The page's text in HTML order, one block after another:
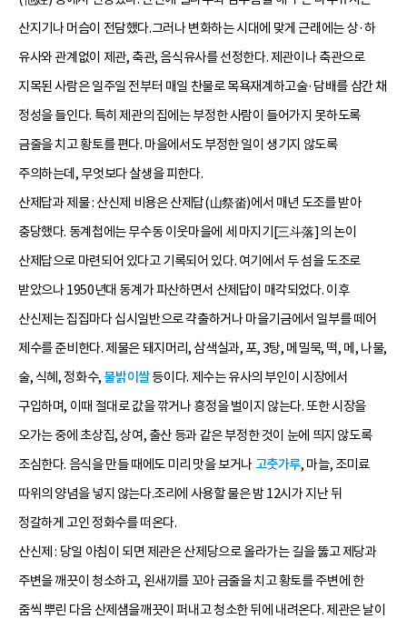
산지기나 머슴이 전담했다.그러나 변화하는 시대에 맞게 근래에는 상·하
유사와 관계없이 제관, 축관, 음식유사를 선정한다. 제관이나 축관으로
지목된 사람은 일주일 전부터 매일 찬물로 목욕재계하고술·담배를 삼간 채
정성을 들인다. 특히 제관의 집에는 부정한 사람이 들어가지 못하도록
금줄을 치고 황토를 편다. 마을에서도 부정한 일이 생기지 않도록
주의하는데, 무엇보다 살생을 피한다.
산제답과 제물 : 산신제 비용은 산제답(山祭畓)에서 매년 도조를 받아
충당했다. 동계첩에는 무수동 이웃마을에 세 마지기[三斗落]의 논이
산제답으로 마련되어 있다고 기록되어 있다. 여기에서 두 섬을 도조로
받았으나 1950년대 동계가 파산하면서 산제답이 매각되었다. 이후
산신제는 집집마다 십시일반으로 갹출하거나 마을기금에서 일부를 떼어
제수를 준비한다. 제물은 돼지머리, 삼색실과, 포, 3탕, 메밀묵, 떡, 메, 나물,
술, 식혜, 정화수, 불밝이쌀등이다. 제수는 유사의 부인이 시장에서
구입하며, 이때 절대로 값을 깎거나 흥정을 벌이지 않는다. 또한 시장을
오가는 중에 초상집, 상여, 출산 등과 같은 부정한 것이 눈에 띄지 않도록
조심한다. 음식을 만들 때에도 미리 맛을 보거나 고춧가루, 마늘, 조미료
따위의 양념을 넣지 않는다.조리에 사용할 물은 밤 12시가 지난 뒤
정갈하게 고인 정화수를 떠온다.
산신제 : 당일 아침이 되면 제관은 산제당으로 올라가는 길을 뚫고 제당과
주변을 깨끗이 청소하고, 왼새끼를 꼬아 금줄을 치고 황토를 주변에 한
줌씩 뿌린 다음 산제샘을깨끗이 퍼내고 청소한 뒤에 내려온다. 제관은 날이